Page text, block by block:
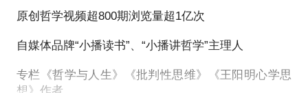
4、帮你分析并找到兴趣+能力的最佳结合点，找到价
5、如何放大你的兴趣价值，把兴趣变成兼职。
稿怎么写）
2、了解如何通过粉丝变现。（如粉丝变现方式，圈
书等平台签约作者
期待与你分享交流，希望对你有启发。
原创哲学视频超800期浏览量超1亿次
自媒体品牌“小播读书”、“小播讲哲学”主理人
专栏《哲学与人生》《批判性思维》《王阳明心学思